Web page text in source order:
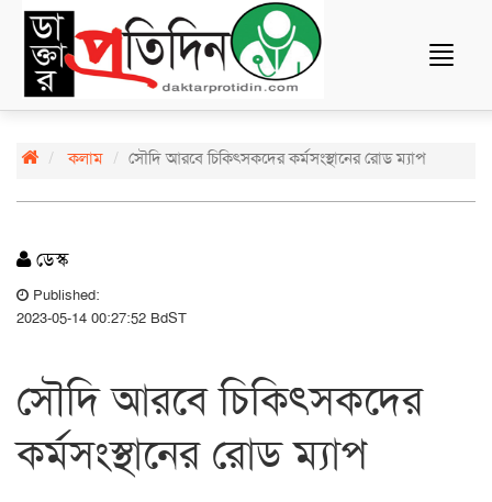
Toggle
কলাম সৌদি আরবে চিকিৎসকদের কর্মসংস্থানের রোড ম্যাপ
ডেস্ক
Published:
2023-05-14 00:27:52 BdST
সৌদি আরবে চিকিৎসকদের
কর্মসংস্থানের রোড ম্যাপ